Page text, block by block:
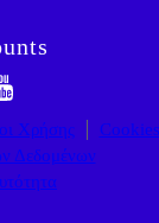
Χρήσης
Cookies
Δεδομένων